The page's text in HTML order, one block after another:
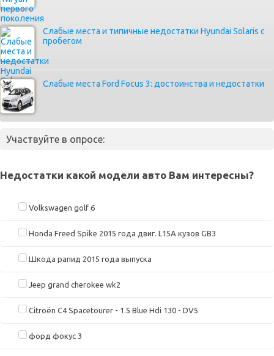
Слабые места и типичные недостатки Hyundai Solaris с
пробегом
Слабые места Ford Focus 3: достоинства и недостатки
Участвуйте в опросе:
Недостатки какой модели авто Вам интересны?
Volkswagen golf 6
Honda Freed Spike 2015 года двиг. L15A кузов GB3
Шкода рапид 2015 года выпуска
Jeep grand cherokee wk2
Citroën C4 Spacetourer - 1.5 Blue Hdi 130 - DV5
форд фокус 3